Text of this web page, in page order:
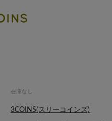
在庫なし
3COINS(スリーコインズ)